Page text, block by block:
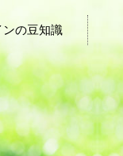
ンの豆知識